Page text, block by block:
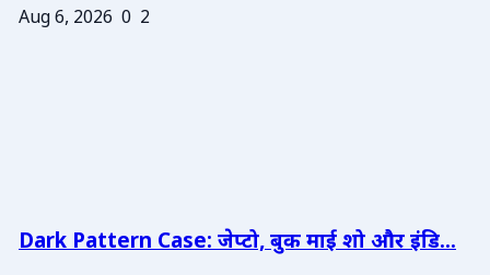
Aug 6, 2026 0 2
Dark Pattern Case: जेप्टो, बुक माई शो और इंडि...